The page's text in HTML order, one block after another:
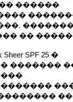
������
��
Sheer SPF 25 �
�������